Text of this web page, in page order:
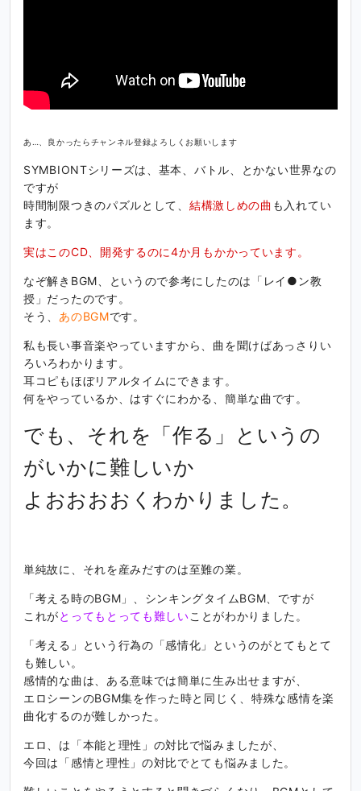
あ…、良かったらチャンネル登録よろしくお願いします
SYMBIONTシリーズは、基本、バトル、とかない世界なの
ですが
時間制限つきのパズルとして、 結構激しめの曲 も入れてい
ます。
実はこのCD、開発するのに4か月もかかっています。
なぞ解きBGM、というので参考にしたのは「レイ●ン教
授」だったのです。
そう、 あのBGMです。
私も長い事音楽やっていますから、曲を聞けばあっさりい
ろいろわかります。
耳コピもほぼリアルタイムにできます。
何をやっているか、はすぐにわかる、簡単な曲です。
でも、それを「作る」というの
がいかに難しいか
よおおおおくわかりました。
単純故に、それを産みだすのは至難の業。
「考える時のBGM」、シンキングタイムBGM、ですが
これがとってもとっても難しいことがわかりました。
「考える」という行為の「感情化」というのがとてもとて
も難しい。
感情的な曲は、ある意味では簡単に生み出せますが、
エロシーンのBGM集を作った時と同じく、特殊な感情を楽
曲化するのが難しかった。
エロ、は「本能と理性」の対比で悩みましたが、
今回は「感情と理性」の対比でとても悩みました。